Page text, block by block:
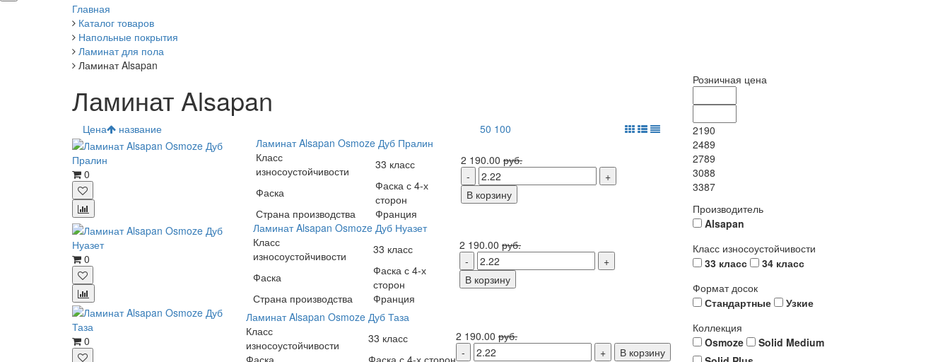
Главная
Каталог товаров
Напольные покрытия
Ламинат для пола
Ламинат Alsapan
Розничная цена
2190
2489
2789
3088
3387
Производитель
Alsapan
Класс износоустойчивости
33 класс
34 класс
Формат досок
Стандартные
Узкие
Коллекция
Osmoze
Solid Medium
Ламинат Alsapan
Цена название 50 100
0
Ламинат Alsapan Osmoze Дуб Пралин
Класс
износоустойчивости
33 класс
Фаска
Фаска с 4-х
сторон
Страна производства
Франция
2 190.00 руб.
В корзину
0
Ламинат Alsapan Osmoze Дуб Нуазет
Класс
износоустойчивости
33 класс
Фаска
Фаска с 4-х
сторон
Страна производства
Франция
2 190.00 руб.
В корзину
0
Ламинат Alsapan Osmoze Дуб Таза
Класс
износоустойчивости
33 класс
Фаска
Фаска с 4-х сторон
2 190.00 руб.
В корзину